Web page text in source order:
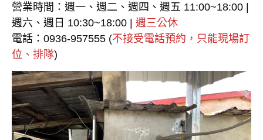
營業時間：週一、週二、週四、週五 11:00~18:00 |
週六、週日 10:30~18:00 | 週三公休
電話：0936-957555 (不接受電話預約，只能現場訂
位、排隊)